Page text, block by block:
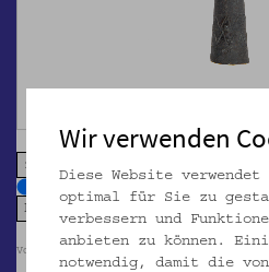
zoom in
Volkskundemuseum Wien / Foto: Christa
Wir verwenden
Diese Website
optimal für Sie zu
verbessern und
anbieten zu können.
notwendig, damit die